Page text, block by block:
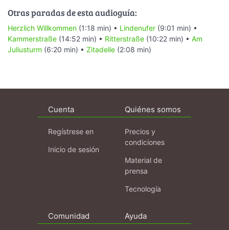
Otras paradas de esta audioguía:
Herzlich Willkommen (1:18 min) • Lindenufer (9:01 min) •
Kammerstraße (14:52 min) • Ritterstraße (10:22 min) • Am
Juliusturm (6:20 min) • Zitadelle (2:08 min)
Cuenta
Regístrese en
Inicio de sesión
Quiénes somos
Precios y
condiciones
Material de
prensa
Tecnología
Comunidad Ayuda